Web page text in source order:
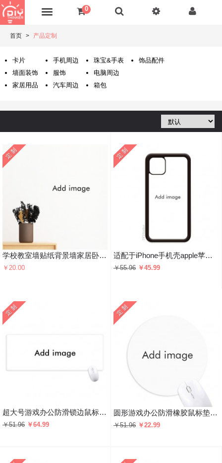
0
首页 产品定制
卡片
墙面装饰
家居用品
手机周边
服饰
汽车周边
珠宝&手表
电脑周边
箱包
饰品配件
学校教室墙贴纸背景墙家居卧室房间装饰贴画
￥20.00
适配于iPhone手机壳apple苹果手机保护套
￥55.96 ￥45.99
超大号游戏办公防滑锁边鼠标垫80x30cm桌垫
￥51.96 ￥64.99
圆形游戏办公防滑橡胶鼠标垫礼物
￥51.96 ￥22.99